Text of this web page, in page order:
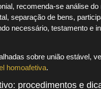
recomenda-se análise do
separação de bens,
necessário, testamento e
sobre união estável,
homoafetiva.
procedimentos e